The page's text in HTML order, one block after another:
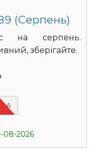
(Серпень)
на серпень.
зберігайте.
08-2026